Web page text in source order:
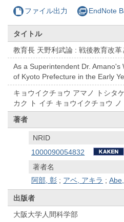
ファイル出力 EndNote
タイトル
教育長 天野利武論 : 戦後教育改
As a Superintendent Dr.
of Kyoto Prefecture in the Early
キョウイクチョウ アマノ トシタ
カク ト イチ キョウイクチョウ ノ
著者
NRID
1000090054832
著者名
阿部, 彰 ; アベ, アキラ ;
出版者
大阪大学人間科学部